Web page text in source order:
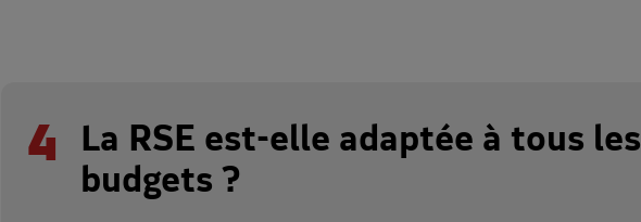
4
La RSE est-elle adaptée à tous les
budgets ?